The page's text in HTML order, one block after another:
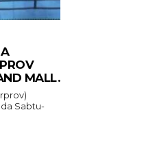
MALL.
Sabtu-